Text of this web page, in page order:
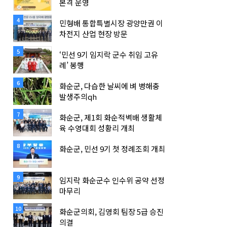
본격 운영
4
민형배 통합특별시장 광양만권 이
차전지 산업 현장 방문
5
‘민선 9기 임지락 군수 취임 고유
례’ 봉행
6
화순군, 다습한 날씨에 벼 병해충
발생주의qh
7
화순군, 제1회 화순적벽배 생활체
육 수영대회 성황리 개최
8 화순군, 민선 9기 첫 정례조회 개최
9
임지락 화순군수 인수위 공약 선정
마무리
10
화순군의회, 김영회 팀장 5급 승진
의결